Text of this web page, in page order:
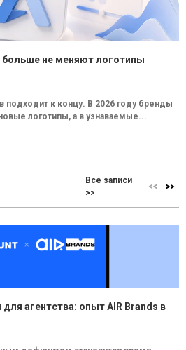
не меняют логотипы
подходит к концу. В 2026 году бренды
логотипы, а в узнаваемые...
Все записи
>>
агентства: опыт AIR Brands в